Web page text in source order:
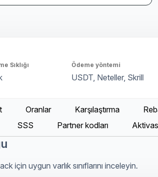
Sıklığı Ödeme yöntemi
USDT, Neteller, Skrill
Oranlar Karşılaştırma
SSS
Partner kodları
için uygun varlık sınıflarını inceleyin.